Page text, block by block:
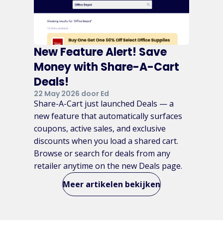
New Feature Alert! Save
Money with Share-A-Cart
Deals!
22 May 2026 door Ed
Share-A-Cart just launched Deals — a
new feature that automatically surfaces
coupons, active sales, and exclusive
discounts when you load a shared cart.
Browse or search for deals from any
retailer anytime on the new Deals page.
Meer artikelen bekijken